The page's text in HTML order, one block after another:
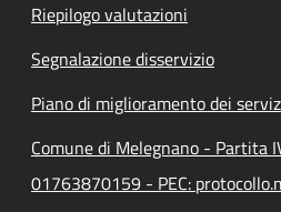
Riepilogo valutazioni
Segnalazione disservizio
Piano di miglioramento dei
Comune di Melegnano - Partita
01763870159 - PEC: